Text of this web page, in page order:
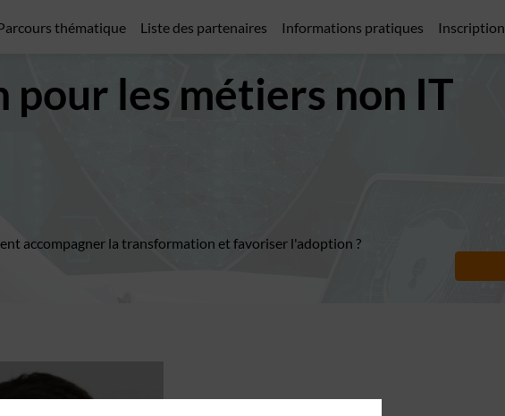
thématique Liste des partenaires Informations pratiques Inscription
pour les métiers non IT
accompagner la transformation et favoriser l'adoption ?